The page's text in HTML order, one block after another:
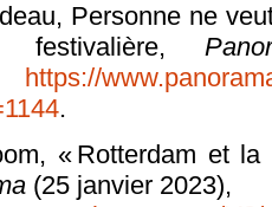
Personne ne
festivalière,
https://
.
« Rotterdam et la
(25 janvier 2023),